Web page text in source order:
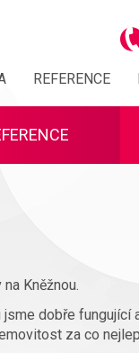
REFERENCE
Kněžnou.
dobře fungující
za co